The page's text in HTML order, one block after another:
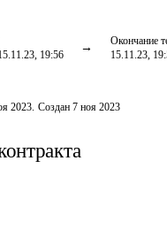
19:56
Окончание
15.11.23,
2023. Создан 7 ноя 2023